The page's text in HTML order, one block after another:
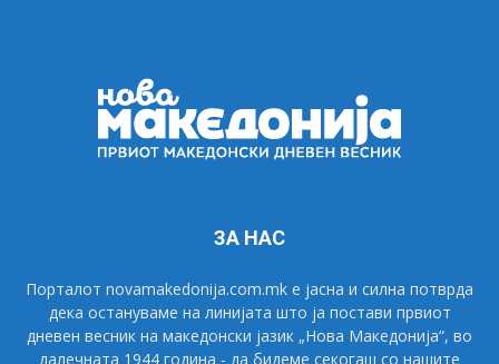
ЗА НАС
Порталот novamakedonija.com.mk е јасна и силна потврда
дека остануваме на линијата што ја постави првиот
дневен весник на македонски јазик „Нова Македонија“, во
далечната 1944 година - да бидеме секогаш со нашите